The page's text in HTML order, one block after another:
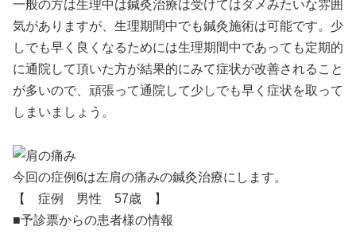
一般の方は生理中は鍼灸治療は受けてはダメみたいな雰囲
気がありますが、生理期間中でも鍼灸施術は可能です。少
しでも早く良くなるためには生理期間中であっても定期的
に通院して頂いた方が結果的にみて症状が改善されること
が多いので、頑張って通院して少しでも早く症状を取って
しまいましょう。
今回の症例6は左肩の痛みの鍼灸治療にします。
【 症例 男性 57歳 】
■予診票からの患者様の情報